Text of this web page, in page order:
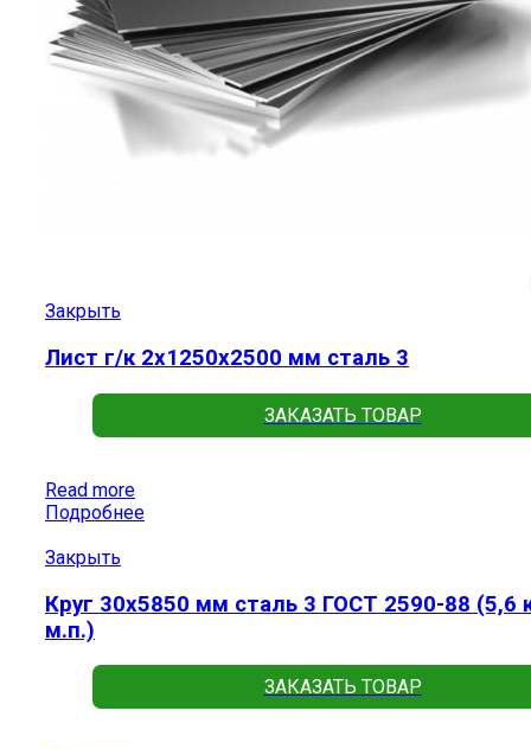
Закрыть
Лист г/к 2х1250х2500 мм сталь 3
ЗАКАЗАТЬ ТОВАР
Read more
Подробнее
Закрыть
Круг 30х5850 мм сталь 3 ГОСТ 2590-88 (5,6
м.п.)
ЗАКАЗАТЬ ТОВАР